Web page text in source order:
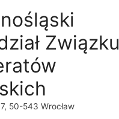
Związku
50-543 Wrocław